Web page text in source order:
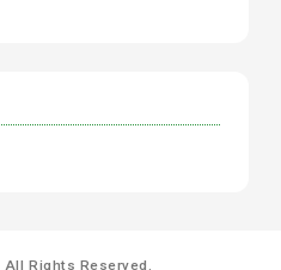
All Rights Reserved.